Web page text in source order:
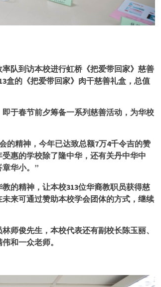
队到访本校进行虹桥《把爱带回家》慈善
盒的《把爱带回家》肉干慈善礼盒，总值
即于春节前夕筹备一系列慈善活动，为华校
的精神，今年已达致总额7万4千令吉的赞
惠的学校除了隆中华，还有关丹中华中
华小。”
的精神，让本校313位华裔教职员获得慈
来可通过赞助本校学会团体的方式，继续
师俊先生，本校代表还有副校长陈玉丽、
和一众老师。